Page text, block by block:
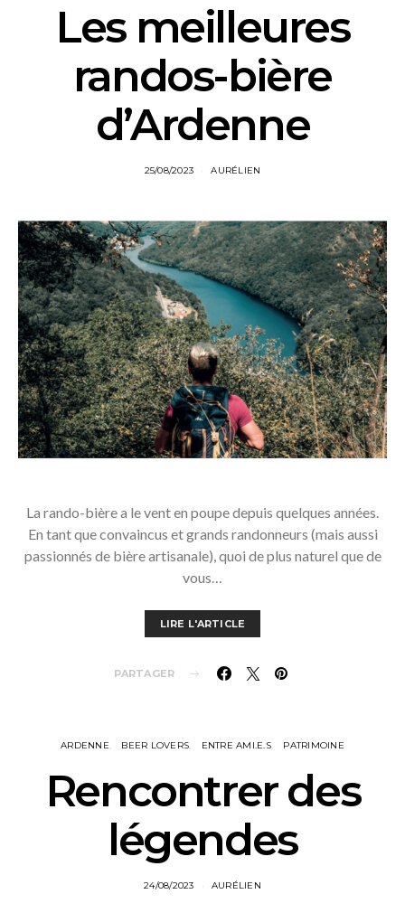
Les meilleures
randos-bière
d’Ardenne
25/08/2023 AURÉLIEN
La rando-bière a le vent en poupe depuis quelques années.
En tant que convaincus et grands randonneurs (mais aussi
passionnés de bière artisanale), quoi de plus naturel que de
vous…
LIRE L'ARTICLE
PARTAGER
ARDENNE BEER LOVERS ENTRE AMI.E.S PATRIMOINE
Rencontrer des
légendes
24/08/2023 AURÉLIEN